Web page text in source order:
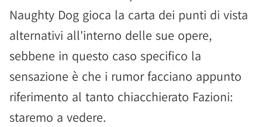
Naughty Dog gioca la carta dei punti di vista
alternativi all'interno delle sue opere,
sebbene in questo caso specifico la
sensazione è che i rumor facciano appunto
riferimento al tanto chiacchierato Fazioni:
staremo a vedere.